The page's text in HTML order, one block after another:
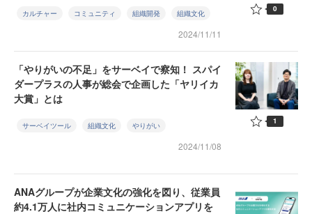
カルチャー コミュニティ 組織開発 組織文化
2024/11/11
0
「やりがいの不足」をサーベイで察知！ スパイ
ダープラスの人事が総会で企画した「ヤリイカ
大賞」とは
サーベイツール 組織文化 やりがい
2024/11/08
1
ANAグループが企業文化の強化を図り、従業員
約4.1万人に社内コミュニケーションアプリを